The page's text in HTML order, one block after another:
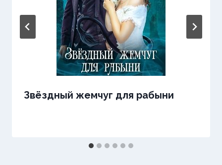
Звёздный жемчуг для рабыни